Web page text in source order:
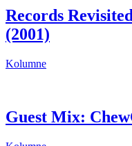
Records
(2001)
Kolumne
Guest Mix: